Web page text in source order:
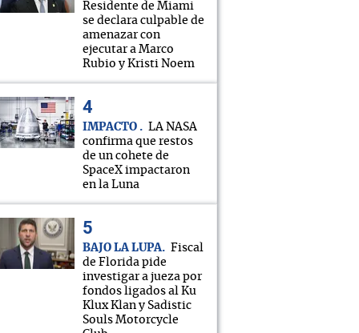
Residente de Miami
se declara culpable de
amenazar con
ejecutar a Marco
Rubio y Kristi Noem
IMPACTO
LA NASA
confirma que restos
de un cohete de
SpaceX impactaron
en la Luna
BAJO LA LUPA
Fiscal
de Florida pide
investigar a jueza por
fondos ligados al Ku
Klux Klan y Sadistic
Souls Motorcycle